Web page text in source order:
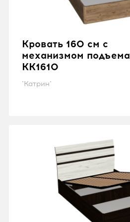
Кровать 160 см с
механизмом подъема
KK1610
"Катрин"